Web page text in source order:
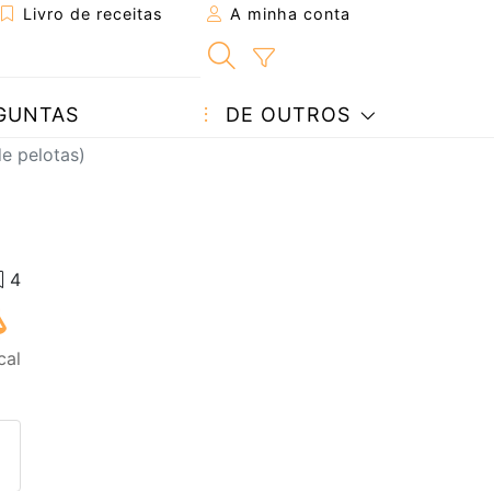
Livro de receitas A minha conta
DE OUTROS
pelotas)
a um amigo
página
com o autor da receita